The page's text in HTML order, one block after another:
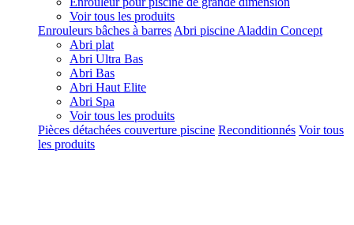
Voir tous les produits
Enrouleurs bâches à barres Abri piscine Aladdin Concept
Abri plat
Abri Ultra Bas
Abri Bas
Abri Haut Elite
Abri Spa
Voir tous les produits
Pièces détachées couverture piscine Reconditionnés Voir tous
les produits